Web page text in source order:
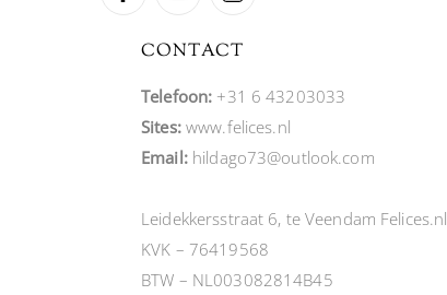
CONTACT
Telefoon: +31 6 43203033
Sites:www.felices.nl
Email:hildago73@outlook.com
Leidekkersstraat 6, te Veendam Felices.nl
KVK – 76419568
BTW – NL003082814B45